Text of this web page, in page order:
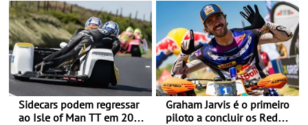
Categorias Adventure -
Vitória na Ultimate, Core e
Lite
Sidecars podem regressar
ao Isle of Man TT em 2027
Graham Jarvis é o primeiro
piloto a concluir os Red